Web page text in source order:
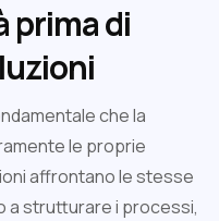
prima di
che la
le proprie
affrontano le stesse
a strutturare i processi,